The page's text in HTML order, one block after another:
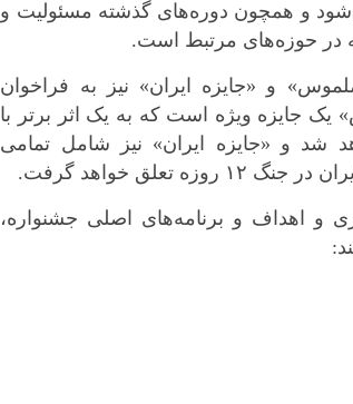
۱۰ بخش ملی برگزار می‌شود و همچون دوره‌های گذشته مسئولیت و
در حوزه‌های مرتبط است.
و «جایزه ایران» نیز به فراخوان
یک جایزه ویژه است که به یک اثر برتر با
شد و «جایزه ایران» نیز شامل تمامی
خواهد گرفت.
و اهداف و برنامه‌های اصلی جشنواره،